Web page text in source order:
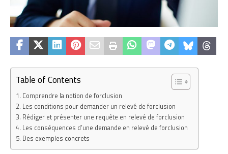
Table of Contents
Comprendre la notion de forclusion
Les conditions pour demander un relevé de forclusion
Rédiger et présenter une requête en relevé de forclusion
Les conséquences d’une demande en relevé de forclusion
Des exemples concrets